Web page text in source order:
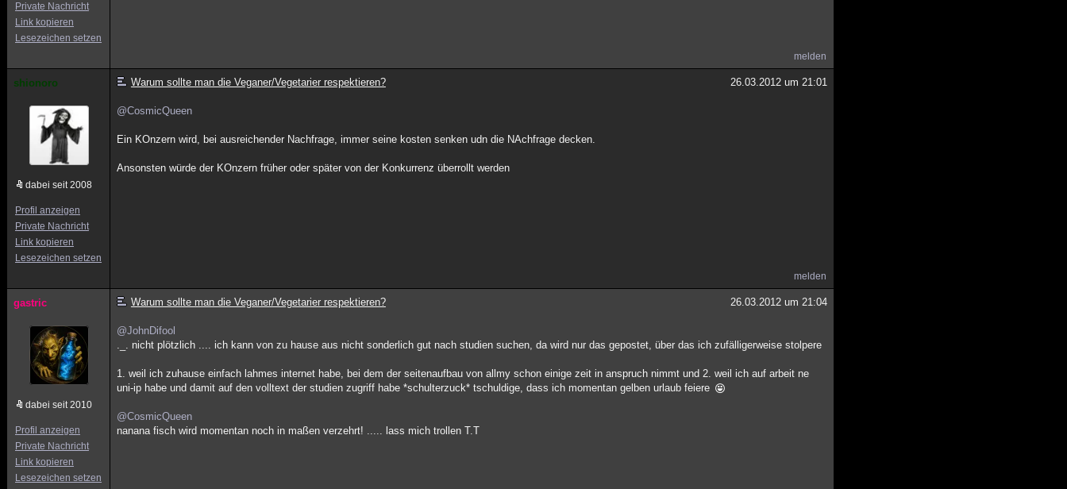
Private Nachricht
Link kopieren
Lesezeichen setzen
melden
shionoro
dabei seit 2008
Profil anzeigen
Private Nachricht
Link kopieren
Lesezeichen setzen
Warum sollte man die Veganer/Vegetarier respektieren? 26.03.2012 um 21:01
@CosmicQueen
Ein KOnzern wird, bei ausreichender Nachfrage, immer seine kosten senken udn die NAchfrage decken.
Ansonsten würde der KOnzern früher oder später von der Konkurrenz überrollt werden
melden
gastric
dabei seit 2010
Profil anzeigen
Private Nachricht
Link kopieren
Lesezeichen setzen
Warum sollte man die Veganer/Vegetarier respektieren? 26.03.2012 um 21:04
@JohnDifool
._. nicht plötzlich .... ich kann von zu hause aus nicht sonderlich gut nach studien suchen, da wird nur das gepostet, über das ich zufälligerweise stolpere
1. weil ich zuhause einfach lahmes internet habe, bei dem der seitenaufbau von allmy schon einige zeit in anspruch nimmt und 2. weil ich auf arbeit ne
uni-ip habe und damit auf den volltext der studien zugriff habe *schulterzuck* tschuldige, dass ich momentan gelben urlaub feiere
@CosmicQueen
nanana fisch wird momentan noch in maßen verzehrt! ..... lass mich trollen T.T